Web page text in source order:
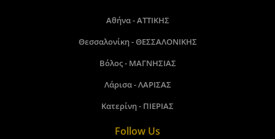
Αθήνα - ΑΤΤΙΚΗΣ
Θεσσαλονίκη - ΘΕΣΣΑΛΟΝΙΚΗΣ
Βόλος - ΜΑΓΝΗΣΙΑΣ
Λάρισα - ΛΑΡΙΣΑΣ
Κατερίνη - ΠΙΕΡΙΑΣ
Follow Us